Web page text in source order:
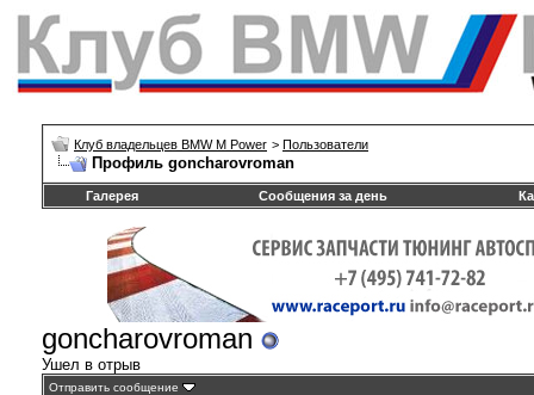
Клуб владельцев BMW M Power > Пользователи
Профиль goncharovroman
Галерея Сообщения за день
goncharovroman
Ушел в отрыв
Отправить сообщение